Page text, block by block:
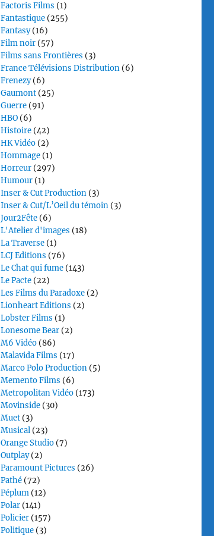
Factoris Films (1)
Fantastique (255)
Fantasy(16)
Film noir (57)
Films sans Frontières (3)
France Télévisions Distribution (6)
Frenezy(6)
Gaumont (25)
Guerre (91)
HBO (6)
Histoire (42)
HK Vidéo (2)
Hommage (1)
Horreur (297)
Humour (1)
Inser & Cut Production (3)
Inser & Cut/L’Oeil du témoin (3)
Jour2Fête (6)
L'Atelier d'images (18)
La Traverse (1)
LCJ Editions (76)
Le Chat qui fume (143)
Le Pacte (22)
Les Films du Paradoxe (2)
Lionheart Editions (2)
Lobster Films (1)
Lonesome Bear (2)
M6 Vidéo (86)
Malavida Films (17)
Marco Polo Production (5)
Memento Films (6)
Metropolitan Vidéo (173)
Movinside (30)
Muet (3)
Musical (23)
Orange Studio (7)
Outplay(2)
Paramount Pictures (26)
Pathé (72)
Péplum (12)
Polar (141)
Policier (157)
Politique (3)